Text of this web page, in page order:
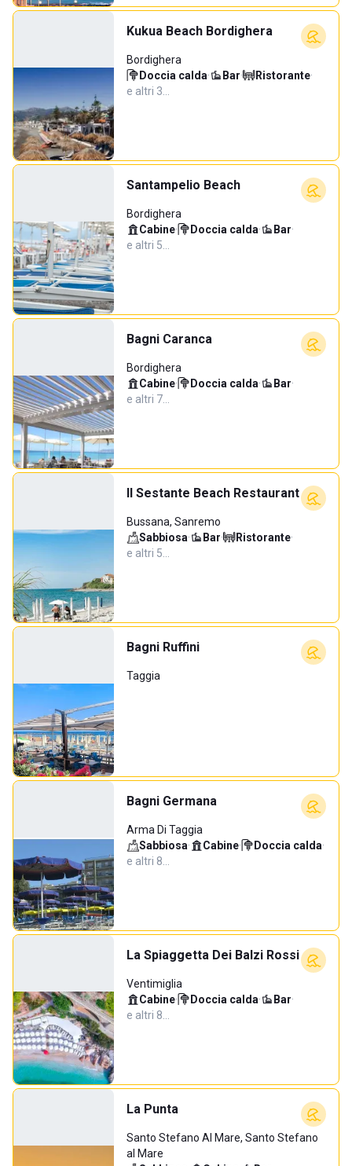
Kukua Beach Bordighera
Bordighera
Doccia calda· Bar· Ristorante·
e altri 3…
Santampelio Beach
Bordighera
Cabine· Doccia calda· Bar·
e altri 5…
Bagni Caranca
Bordighera
Cabine· Doccia calda· Bar·
e altri 7…
Il Sestante Beach Restaurant
Bussana, Sanremo
Sabbiosa· Bar· Ristorante·
e altri 5…
Bagni Ruffini
Taggia
Bagni Germana
Arma Di Taggia
Sabbiosa· Cabine· Doccia calda·
e altri 8…
La Spiaggetta Dei Balzi Rossi
Ventimiglia
Cabine· Doccia calda· Bar·
e altri 8…
La Punta
Santo Stefano Al Mare, Santo Stefano
al Mare